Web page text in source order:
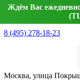
Ждём Вас
8 (495) 278-18-23
Москва, улица